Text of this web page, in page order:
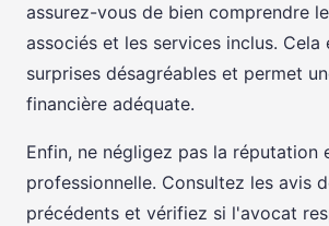
assurez-vous de bien comprendre
associés et les services inclus. Cela
surprises désagréables et permet
financière adéquate.
Enfin, ne négligez pas la réputation
professionnelle. Consultez les avis
précédents et vérifiez si l'avocat